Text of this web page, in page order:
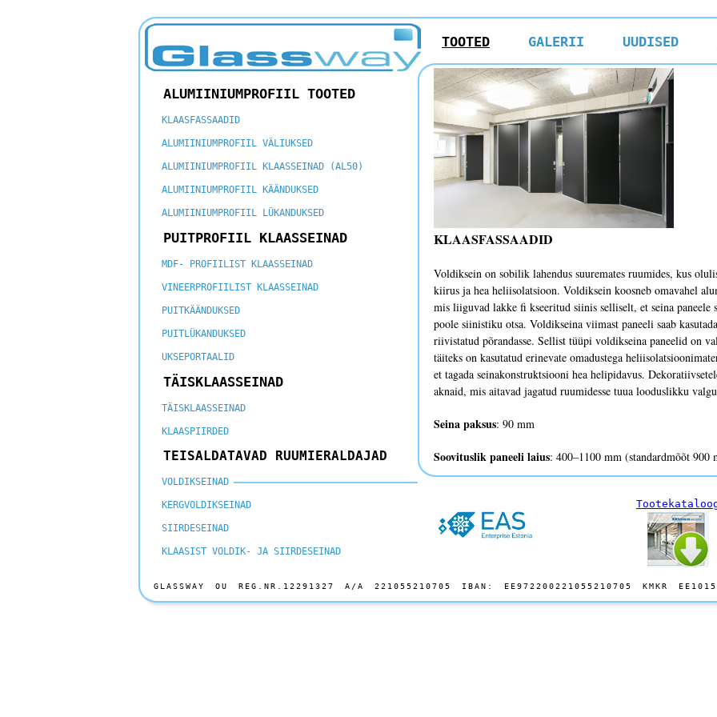
TOOTED GALERII UUDISED
ALUMIINIUMPROFIIL TOOTED
KLAASFASSAADID
ALUMIINIUMPROFIIL VÄLIUKSED
ALUMIINIUMPROFIIL KLAASSEINAD (AL50)
ALUMIINIUMPROFIIL KÄÄNDUKSED
ALUMIINIUMPROFIIL LÜKANDUKSED
PUITPROFIIL KLAASSEINAD
MDF- PROFIILIST KLAASSEINAD
VINEERPROFIILIST KLAASSEINAD
PUITKÄÄNDUKSED
PUITLÜKANDUKSED
UKSEPORTAALID
TÄISKLAASSEINAD
TÄISKLAASSEINAD
KLAASPIIRDED
TEISALDATAVAD RUUMIERALDAJAD
VOLDIKSEINAD
KERGVOLDIKSEINAD
SIIRDESEINAD
KLAASIST VOLDIK- JA SIIRDESEINAD
KLAASFASSAADID
Voldiksein on sobilik lahendus suuremates ruumides, kus
kiirus ja hea heliisolatsioon. Voldiksein koosneb omavahel
mis liiguvad lakke fi kseeritud siinis selliselt, et seina paneele
poole siinistiku otsa. Voldikseina viimast paneeli saab
riivistatud põrandasse. Sellist tüüpi voldikseina paneelid on
täiteks on kasutatud erinevate omadustega
et tagada seinakonstruktsiooni hea helipidavus.
aknaid, mis aitavad jagatud ruumidesse tuua looduslikku
Seina paksus: 90 mm
Soovituslik paneeli laius: 400–1100 mm (standardmõõt 900
Seina kaal: 26–48 kg/m2, vastavalt heliisolatsioonile
Viimistlus: standardne valge-, värvitud- või
erilahendused (koolitahvel, magnettahvel, kork jne)
GLASSWAY OU REG.NR.12291327 A/A 221055210705 IBAN: EE972200221055210705 KMKR